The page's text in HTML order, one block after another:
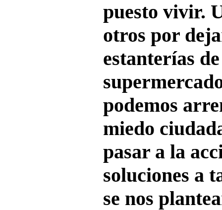
puesto vivir.
otros por
estanterías
podemos
miedo
pasar a la
soluciones a
se nos